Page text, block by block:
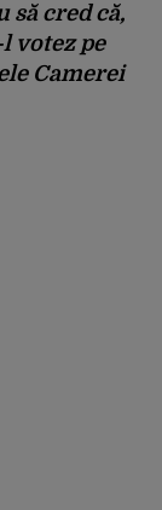
să cred că,
votez pe
Camerei